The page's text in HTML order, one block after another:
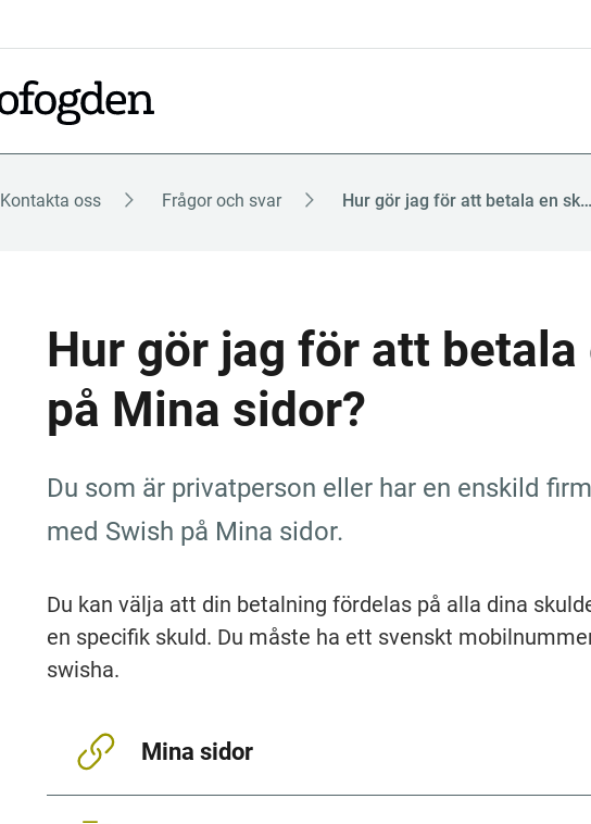
Kontakta oss Frågor och svar Hur gör jag för att betala en skuld på Mina sidor?
Hur gör jag för att betala
på Mina sidor?
Du som är privatperson eller har en enskild
med Swish på Mina sidor.
Du kan välja att din betalning fördelas på alla dina
en specifik skuld. Du måste ha ett svenskt
swisha.
Mina sidor